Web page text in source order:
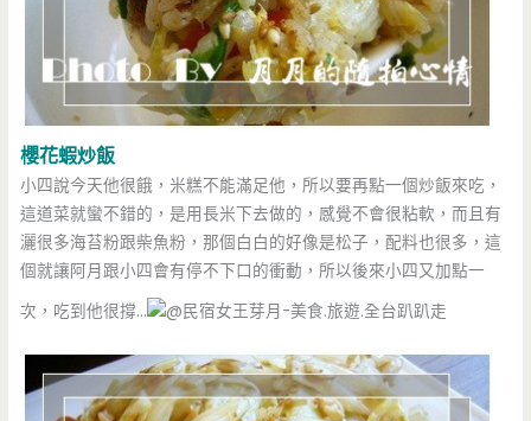
櫻花蝦炒飯
小四說今天他很餓，米糕不能滿足他，所以要再點一個炒飯來吃，
這道菜就蠻不錯的，是用長米下去做的，感覺不會很粘軟，而且有
灑很多海苔粉跟柴魚粉，那個白白的好像是松子，配料也很多，這
個就讓阿月跟小四會有停不下口的衝動，所以後來小四又加點一
次，吃到他很撐…